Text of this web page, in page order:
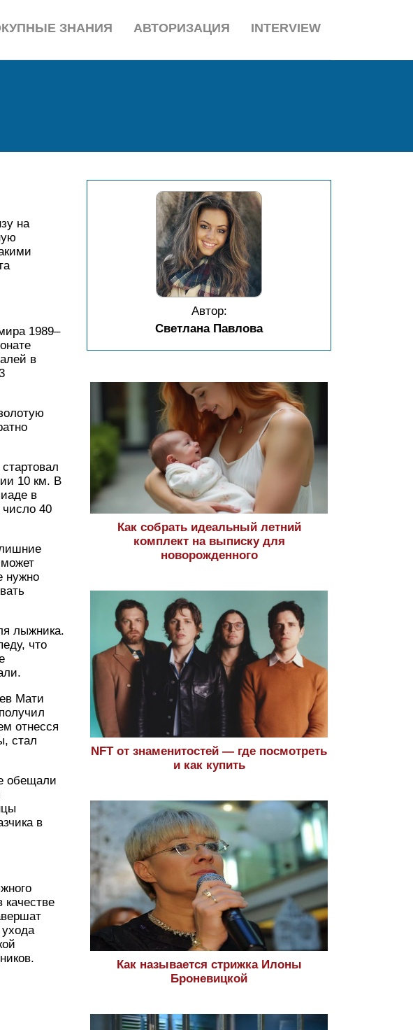
INTERVIEW
АВТОРИЗАЦИЯ
ЗНАНИЯ
на
1989–
в
10 км. В
в
40
нужно
лыжника.
что
Мати
отнесся
стал
обещали
в
Автор:
Светлана Павлова
Как собрать идеальный летний
комплект на выписку для
новорожденного
NFT от знаменитостей — где посмотреть
и как купить
Как называется стрижка Илоны
Броневицкой